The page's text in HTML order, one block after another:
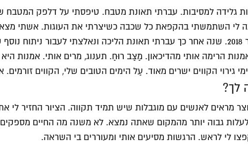
גלידה למסיבות. עברתי תאונת מטבח. טיפסתי על דלפק המטבח
התחתון של הרגל שלי בינואר 2018. שנה אחר כך עברתי תאונת הליכה
הרימה אותי מהדיכאון. מַצַב רוּחַ. תענוג, מרים אותי.
גירוי הקווים ישרים מאוד. עַל הימים הטובים שלי, הקווים
לך?
מראים לאנשים עם מוגבלות שיש תמיד תקווה. הציור החזיר
גבוה יותר מהמקום שאתה נמצא. לא משנה מה החיים מספקים,
לי לראש. הרגשות מסיעים אותי ומעוררים בי השראה.